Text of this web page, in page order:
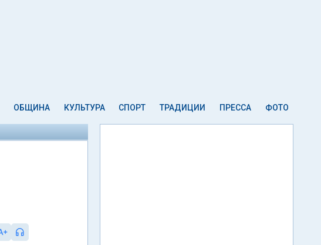
ОБЩИНА КУЛЬТУРА СПОРТ ТРАДИЦИИ ПРЕССА ФОТО